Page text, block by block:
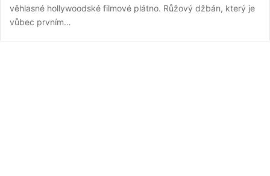
věhlasné hollywoodské filmové plátno. Růžový džbán, který je
vůbec prvním…